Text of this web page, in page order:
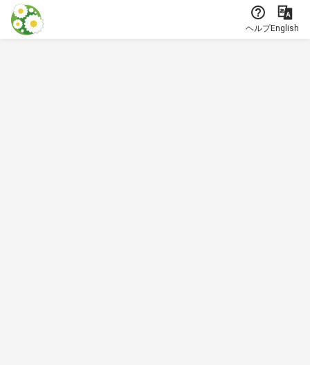
本文に飛ぶ
ヘルプEnglish